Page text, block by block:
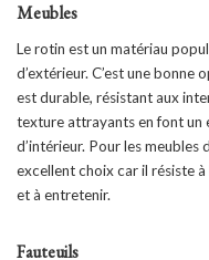
Meubles
Le rotin est un matériau
d’extérieur. C’est une bonne
est durable, résistant aux
texture attrayants en font un
d’intérieur. Pour les meubles
excellent choix car il résiste à
et à entretenir.
Fauteuils